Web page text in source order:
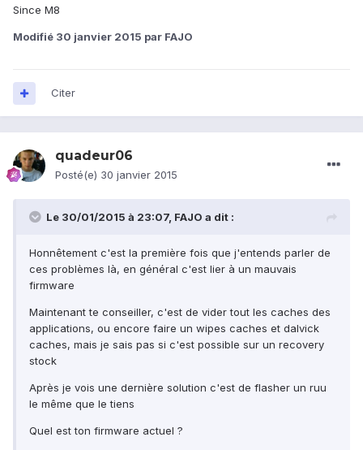
Since M8
Modifié 30 janvier 2015 par FAJO
Citer
quadeur06
Posté(e) 30 janvier 2015
Le 30/01/2015 à 23:07, FAJO a dit :
Honnêtement c'est la première fois que j'entends parler de
ces problèmes là, en général c'est lier à un mauvais
firmware
Maintenant te conseiller, c'est de vider tout les caches des
applications, ou encore faire un wipes caches et dalvick
caches, mais je sais pas si c'est possible sur un recovery
stock
Après je vois une dernière solution c'est de flasher un ruu
le même que le tiens
Quel est ton firmware actuel ?